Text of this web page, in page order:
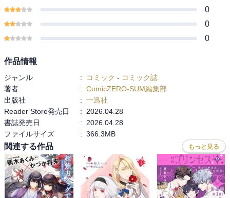
0
0
0
作品情報
ジャンル : コミック - コミック誌
著者
: ComicZERO-SUM編集部
出版社
: 一迅社
Reader Store発売日
:
2026.04.28
書誌発売日
:
2026.04.28
ファイルサイズ
: 366.3MB
関連する作品 もっと見る